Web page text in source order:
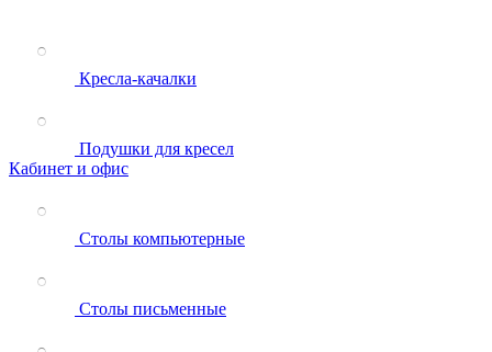
Кресла-качалки
Подушки для кресел
Кабинет и офис
Столы компьютерные
Столы письменные